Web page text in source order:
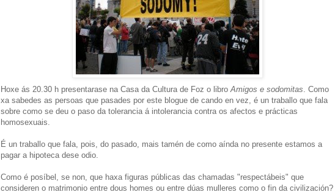
Hoxe ás 20.30 h presentarase na Casa da Cultura de Foz o libro Amigos e sodomitas . Como
xa sabedes as persoas que pasades por este blogue de cando en vez, é un traballo que fala
sobre como se deu o paso da tolerancia á intolerancia contra os afectos e prácticas
homosexuais.
É un traballo que fala, pois, do pasado, mais tamén de como aínda no presente estamos a
pagar a hipoteca dese odio.
Como é posíbel, se non, que haxa figuras públicas das chamadas "respectábeis" que
consideren o matrimonio entre dous homes ou entre dúas mulleres como o fin da civilización?